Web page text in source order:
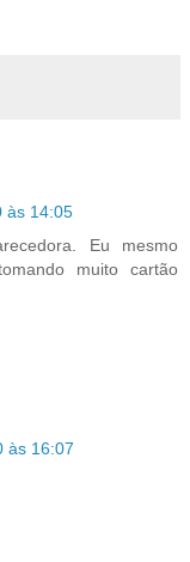
às 14:05
Eu mesmo
muito cartão
às 16:07